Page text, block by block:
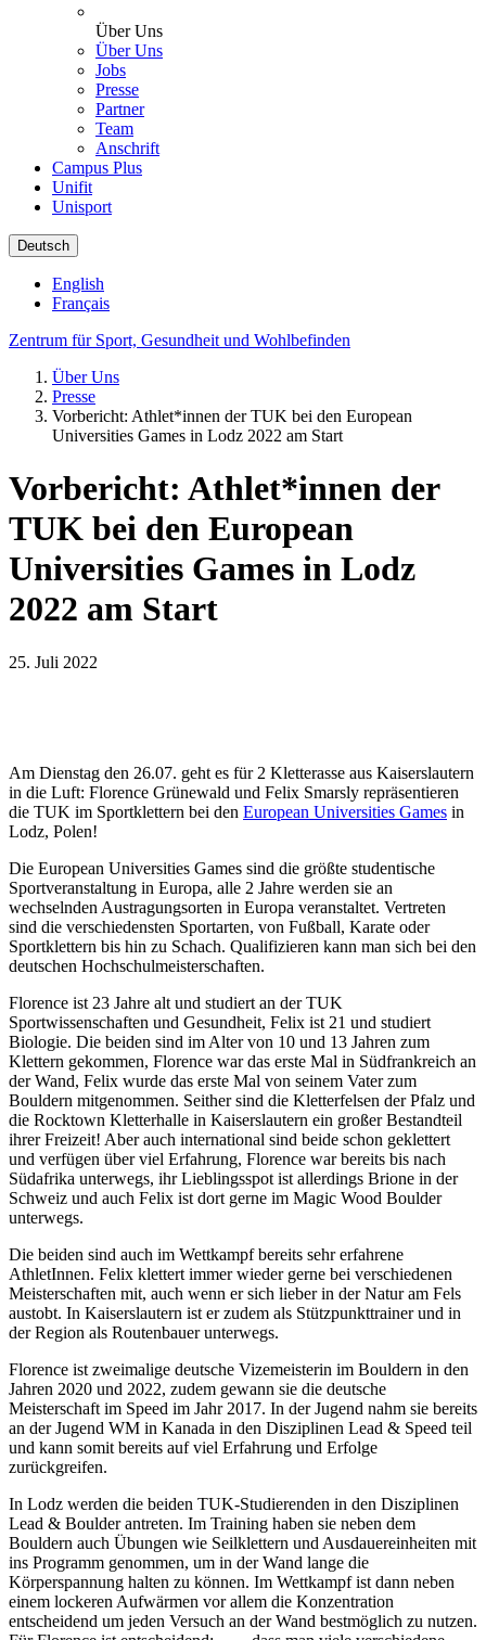
Über Uns
Über Uns
Jobs
Presse
Partner
Team
Anschrift
Campus Plus
Unifit
Unisport
Deutsch
English
Français
Zentrum für Sport, Gesundheit und Wohlbefinden
Über Uns
Presse
Vorbericht: Athlet*innen der TUK bei den European
Universities Games in Lodz 2022 am Start
Vorbericht: Athlet*innen der
TUK bei den European
Universities Games in Lodz
2022 am Start
25. Juli 2022
Am Dienstag den 26.07. geht es für 2 Kletterasse aus Kaiserslautern
in die Luft: Florence Grünewald und Felix Smarsly repräsentieren
die TUK im Sportklettern bei den European Universities Games in
Lodz, Polen!
Die European Universities Games sind die größte studentische
Sportveranstaltung in Europa, alle 2 Jahre werden sie an
wechselnden Austragungsorten in Europa veranstaltet. Vertreten
sind die verschiedensten Sportarten, von Fußball, Karate oder
Sportklettern bis hin zu Schach. Qualifizieren kann man sich bei den
deutschen Hochschulmeisterschaften.
Florence ist 23 Jahre alt und studiert an der TUK
Sportwissenschaften und Gesundheit, Felix ist 21 und studiert
Biologie. Die beiden sind im Alter von 10 und 13 Jahren zum
Klettern gekommen, Florence war das erste Mal in Südfrankreich an
der Wand, Felix wurde das erste Mal von seinem Vater zum
Bouldern mitgenommen. Seither sind die Kletterfelsen der Pfalz und
die Rocktown Kletterhalle in Kaiserslautern ein großer Bestandteil
ihrer Freizeit! Aber auch international sind beide schon geklettert
und verfügen über viel Erfahrung, Florence war bereits bis nach
Südafrika unterwegs, ihr Lieblingsspot ist allerdings Brione in der
Schweiz und auch Felix ist dort gerne im Magic Wood Boulder
unterwegs.
Die beiden sind auch im Wettkampf bereits sehr erfahrene
AthletInnen. Felix klettert immer wieder gerne bei verschiedenen
Meisterschaften mit, auch wenn er sich lieber in der Natur am Fels
austobt. In Kaiserslautern ist er zudem als Stützpunkttrainer und in
der Region als Routenbauer unterwegs.
Florence ist zweimalige deutsche Vizemeisterin im Bouldern in den
Jahren 2020 und 2022, zudem gewann sie die deutsche
Meisterschaft im Speed im Jahr 2017. In der Jugend nahm sie bereits
an der Jugend WM in Kanada in den Disziplinen Lead & Speed teil
und kann somit bereits auf viel Erfahrung und Erfolge
zurückgreifen.
In Lodz werden die beiden TUK-Studierenden in den Disziplinen
Lead & Boulder antreten. Im Training haben sie neben dem
Bouldern auch Übungen wie Seilklettern und Ausdauereinheiten mit
ins Programm genommen, um in der Wand lange die
Körperspannung halten zu können. Im Wettkampf ist dann neben
einem lockeren Aufwärmen vor allem die Konzentration
entscheidend um jeden Versuch an der Wand bestmöglich zu nutzen.